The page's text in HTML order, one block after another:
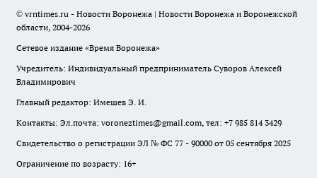
© vrntimes.ru - Новости Воронежа | Новости Воронежа и Воронежской
области, 2004-2026
Сетевое издание «Время Воронежа»
Учредитель: Индивидуальный предприниматель Суворов Алексей
Владимирович
Главный редактор: Имешев Э. И.
Контакты: Эл.почта: voroneztimes@gmail.com, тел: +7 985 814 3429
Свидетельство о регистрации ЭЛ № ФС 77 - 90000 от 05 сентября 2025
Ограничение по возрасту: 16+